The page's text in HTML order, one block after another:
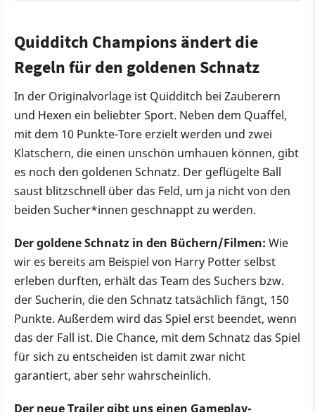
Quidditch Champions ändert die
Regeln für den goldenen Schnatz
In der Originalvorlage ist Quidditch bei Zauberern
und Hexen ein beliebter Sport. Neben dem Quaffel,
mit dem 10 Punkte-Tore erzielt werden und zwei
Klatschern, die einen unschön umhauen können, gibt
es noch den goldenen Schnatz. Der geflügelte Ball
saust blitzschnell über das Feld, um ja nicht von den
beiden Sucher*innen geschnappt zu werden.
Der goldene Schnatz in den Büchern/Filmen: Wie
wir es bereits am Beispiel von Harry Potter selbst
erleben durften, erhält das Team des Suchers bzw.
der Sucherin, die den Schnatz tatsächlich fängt, 150
Punkte. Außerdem wird das Spiel erst beendet, wenn
das der Fall ist. Die Chance, mit dem Schnatz das Spiel
für sich zu entscheiden ist damit zwar nicht
garantiert, aber sehr wahrscheinlich.
Der neue Trailer gibt uns einen Gameplay-